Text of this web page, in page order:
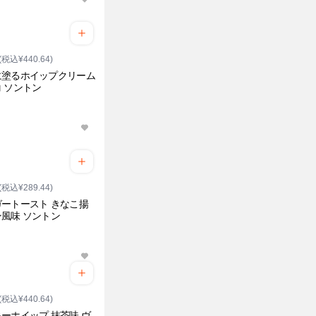
税込¥440.64)
るホイップクリーム
ソントン
税込¥289.44)
トースト きなこ揚
味 ソントン
税込¥440.64)